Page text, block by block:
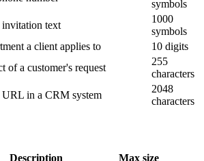
symbols
text
1000
symbols
a client applies to
10 digits
of a customer's request
255
characters
in a CRM system
2048
characters
Description Max size